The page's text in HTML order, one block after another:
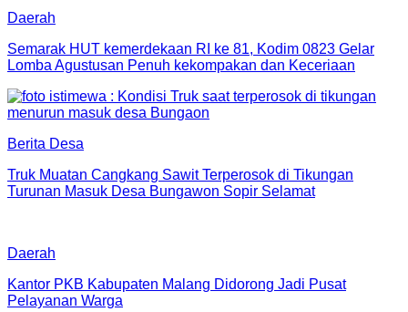
Daerah
Semarak HUT kemerdekaan RI ke 81, Kodim 0823 Gelar
Lomba Agustusan Penuh kekompakan dan Keceriaan
Berita Desa
Truk Muatan Cangkang Sawit Terperosok di Tikungan
Turunan Masuk Desa Bungawon Sopir Selamat
Daerah
Kantor PKB Kabupaten Malang Didorong Jadi Pusat
Pelayanan Warga